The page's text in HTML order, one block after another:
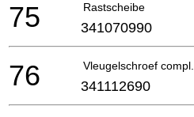
Rastscheibe
75 341070990
Vleugelschroef compl.
76 341112690